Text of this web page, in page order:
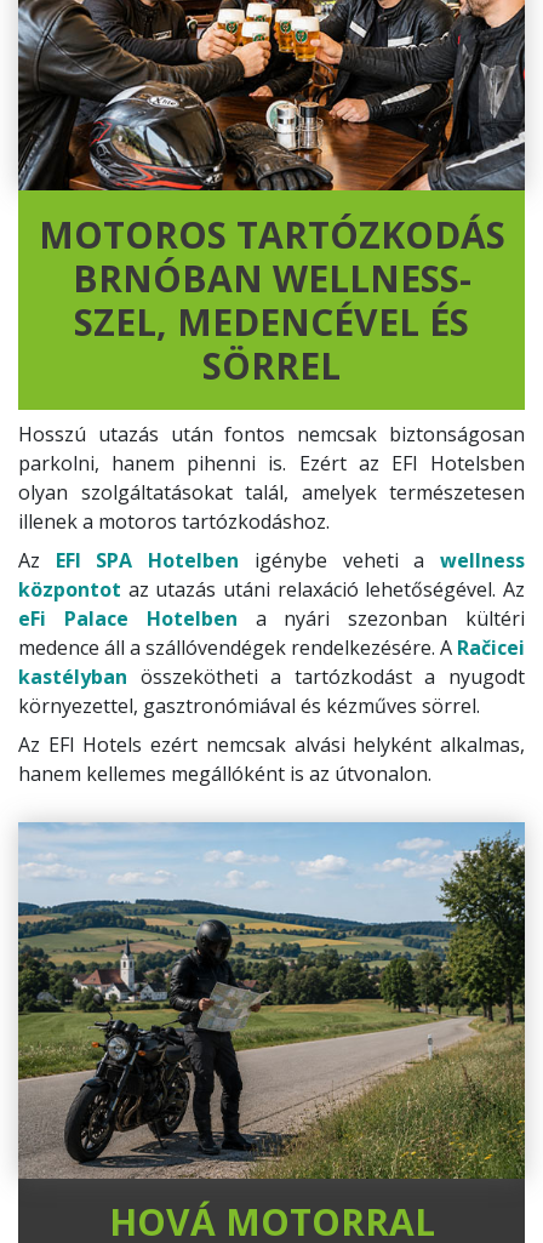
MOTOROS TARTÓZKODÁS
BRNÓBAN WELLNESS-
SZEL, MEDENCÉVEL ÉS
SÖRREL
Hosszú utazás után fontos nemcsak biztonságosan
parkolni, hanem pihenni is. Ezért az EFI Hotelsben
olyan szolgáltatásokat talál, amelyek természetesen
illenek a motoros tartózkodáshoz.
Az EFI SPA Hotelben igénybe veheti awellness
központot az utazás utáni relaxáció lehetőségével. Az
eFi Palace Hotelben a nyári szezonban kültéri
medence áll a szállóvendégek rendelkezésére. A Račicei
kastélyban összekötheti a tartózkodást a nyugodt
környezettel, gasztronómiával és kézműves sörrel.
Az EFI Hotels ezért nemcsak alvási helyként alkalmas,
hanem kellemes megállóként is az útvonalon.
HOVÁ MOTORRAL